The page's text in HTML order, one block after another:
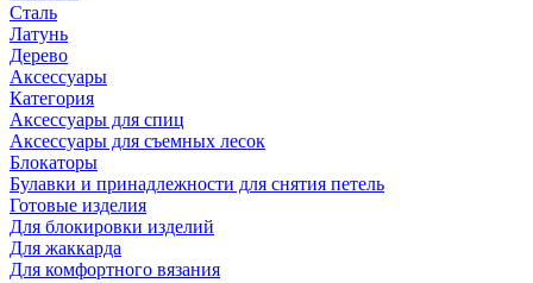
Сталь
Латунь
Дерево
Аксессуары
Категория
Аксессуары для спиц
Аксессуары для съемных лесок
Блокаторы
Булавки и принадлежности для снятия петель
Готовые изделия
Для блокировки изделий
Для жаккарда
Для комфортного вязания